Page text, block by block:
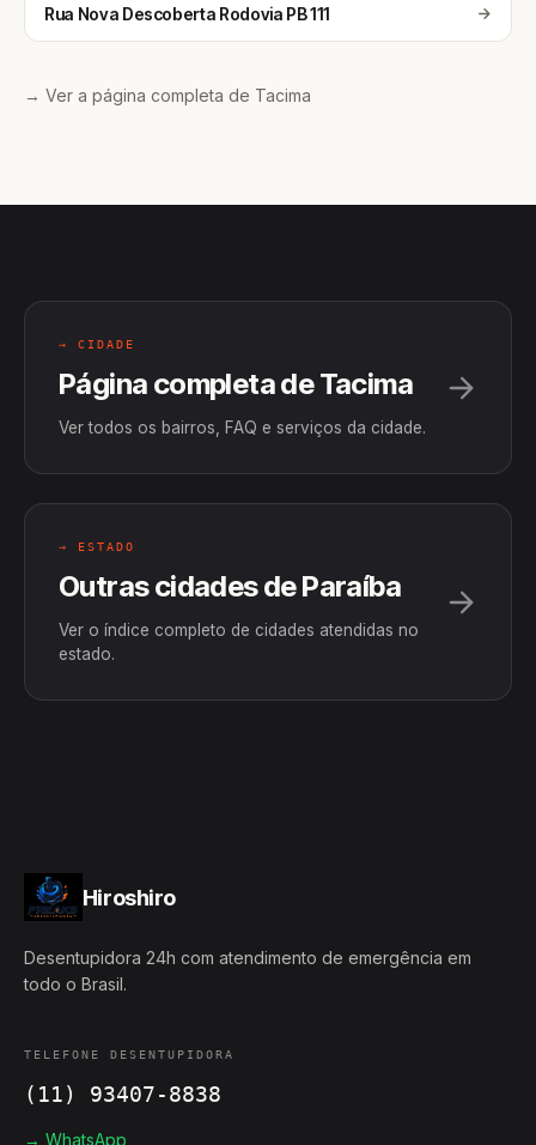
Rua Nova Descoberta Rodovia PB 111
→ Ver a página completa de Tacima
→ CIDADE
Página completa de Tacima
Ver todos os bairros, FAQ e serviços da cidade.
→ ESTADO
Outras cidades de Paraíba
Ver o índice completo de cidades atendidas no
estado.
Hiroshiro
Desentupidora 24h com atendimento de emergência em
todo o Brasil.
TELEFONE DESENTUPIDORA
(11) 93407-8838
→ WhatsApp